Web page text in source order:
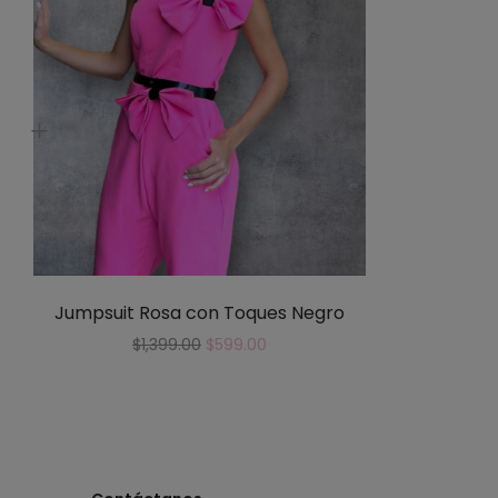
Jumpsuit Rosa con Toques Negro
$1,399.00 $599.00